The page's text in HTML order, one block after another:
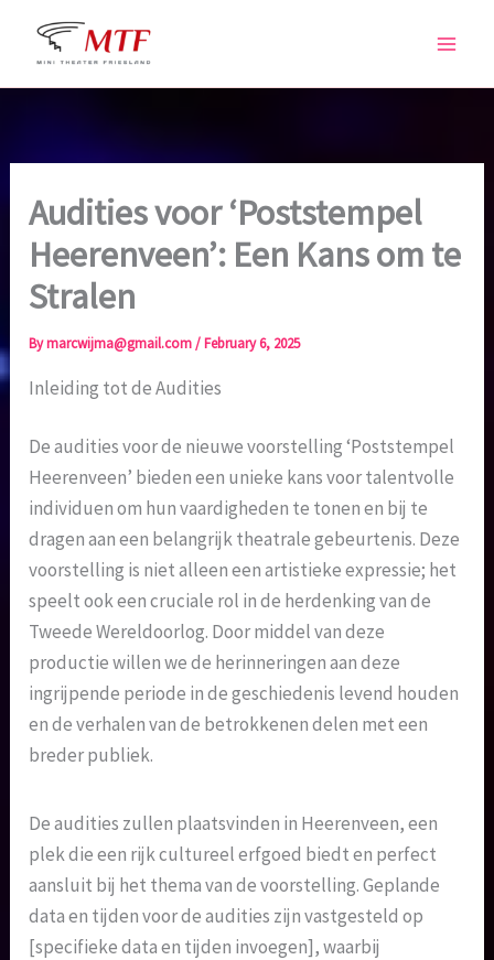
Audities voor ‘Poststempel
Heerenveen’: Een Kans om te
Stralen
Bymarcwijma@gmail.com/February 6, 2025
Inleiding tot de Audities
De audities voor de nieuwe voorstelling ‘Poststempel
Heerenveen’ bieden een unieke kans voor talentvolle
individuen om hun vaardigheden te tonen en bij te
dragen aan een belangrijk theatrale gebeurtenis. Deze
voorstelling is niet alleen een artistieke expressie; het
speelt ook een cruciale rol in de herdenking van de
Tweede Wereldoorlog. Door middel van deze
productie willen we de herinneringen aan deze
ingrijpende periode in de geschiedenis levend houden
en de verhalen van de betrokkenen delen met een
breder publiek.
De audities zullen plaatsvinden in Heerenveen, een
plek die een rijk cultureel erfgoed biedt en perfect
aansluit bij het thema van de voorstelling. Geplande
data en tijden voor de audities zijn vastgesteld op
[specifieke data en tijden invoegen], waarbij